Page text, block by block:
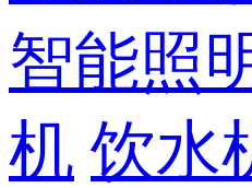
智能照
机 饮水